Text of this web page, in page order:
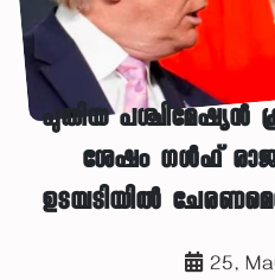
പുതിയ പശ്ചിമേഷ്യൻ
ശേഷം ഗൾഫ്
ഉടമ്പടിയിൽ
25,